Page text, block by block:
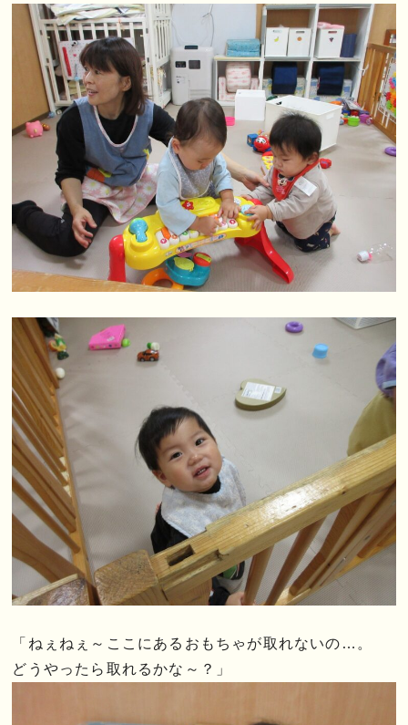
「ねぇねぇ～ここにあるおもちゃが取れないの…。
どうやったら取れるかな～？」